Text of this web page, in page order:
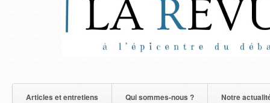
Articles et entretiens Qui sommes-nous ? Notre